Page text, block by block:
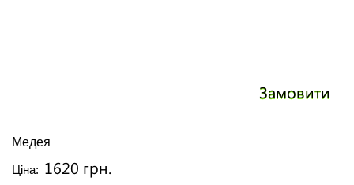
Замовити
Медея
Ціна: 1620 грн.